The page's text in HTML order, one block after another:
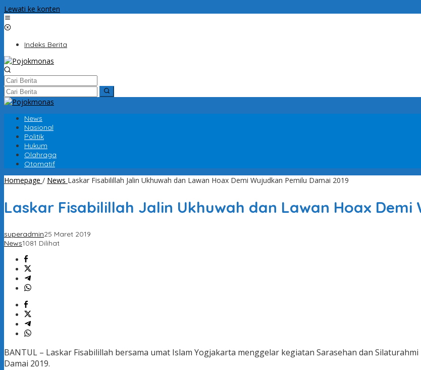
Lewati ke konten
Indeks Berita
News
Nasional
Politik
Hukum
Olahraga
Otomatif
Homepage / News Laskar Fisabilillah Jalin Ukhuwah dan Lawan Hoax Demi Wujudkan Pemilu Damai 2019
Laskar Fisabilillah Jalin Ukhuwah dan Lawan Hoax Demi
superadmin25 Maret 2019
News1081 Dilihat
BANTUL – Laskar Fisabilillah bersama umat Islam Yogjakarta menggelar kegiatan Sarasehan dan
Damai 2019.